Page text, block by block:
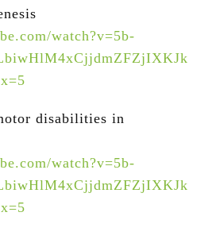
watch?v=5b-
disabilities in
watch?v=5b-